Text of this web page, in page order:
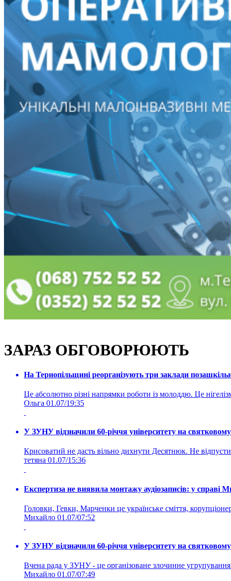
ЗАРАЗ ОБГОВОРЮЮТЬ
На Тернопільщині реорганізують три заклади
Це абсолютно різні напрямки роботи із молоддю. Це
Ольга 01.07/19:35
У ЗУНУ відзначили 60-річчя університету на
Крисоватий не дасть вільно дихнути Десятнюк. Не
тетяна 01.07/15:36
Експертиза не виявила монтажу аудіозаписів: у
Головки, Гевки, Марченки це українське сміття,
Михайло 01.07/07:52
У ЗУНУ відзначили 60-річчя університету на
Вчена рада у ЗУНУ - це організоване злочинне
Михайло 01.07/07:49